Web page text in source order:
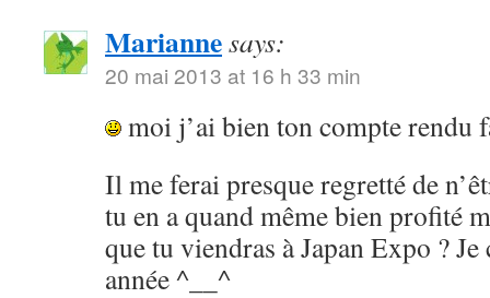
Mariannesays:
20 mai 2013 at 16 h 33 min
moi j’ai bien ton compte rendu
Il me ferai presque regretté de
tu en a quand même bien profité
que tu viendras à Japan Expo ?
année ^__^